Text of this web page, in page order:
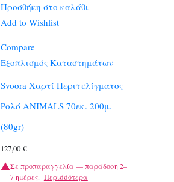
Προσθήκη στο καλάθι
Add to Wishlist
Compare
Εξοπλισμός Καταστημάτων
Svoora Χαρτί Περιτυλίγματος
Ρολό ANIMALS 70εκ. 200μ.
(80gr)
127,00 €
Σε προπαραγγελία — παράδοση 2–
7 ημέρες. Περισσότερα